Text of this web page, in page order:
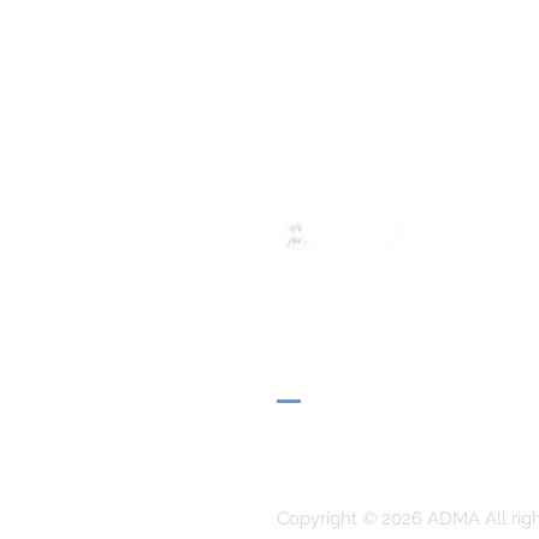
Copyright © 2026 ADMA All